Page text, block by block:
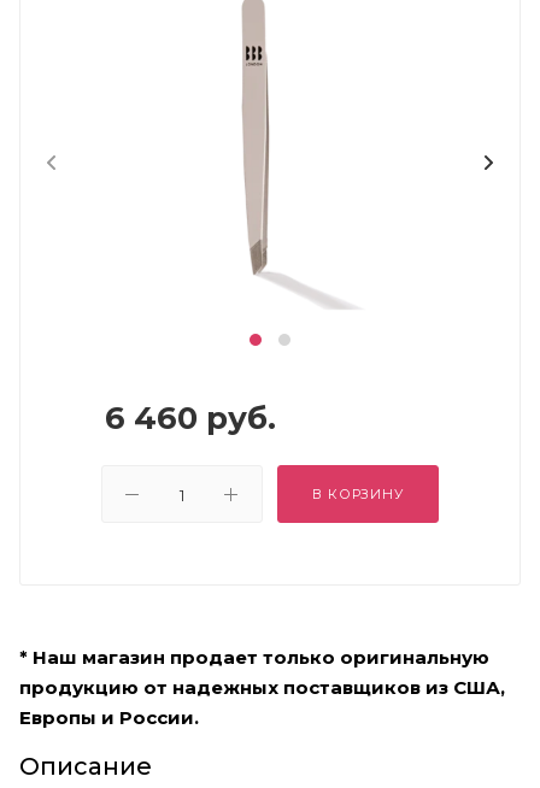
6 460 руб.
В КОРЗИНУ
* Наш магазин продает только оригинальную
продукцию от надежных поставщиков из США,
Европы и России.
Описание